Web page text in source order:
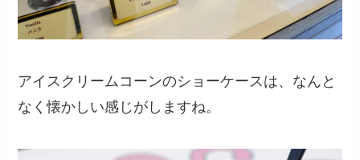
アイスクリームコーンのショーケースは、なんと
なく懐かしい感じがしますね。